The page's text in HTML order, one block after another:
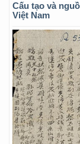
Cấu tạo và
Việt Nam